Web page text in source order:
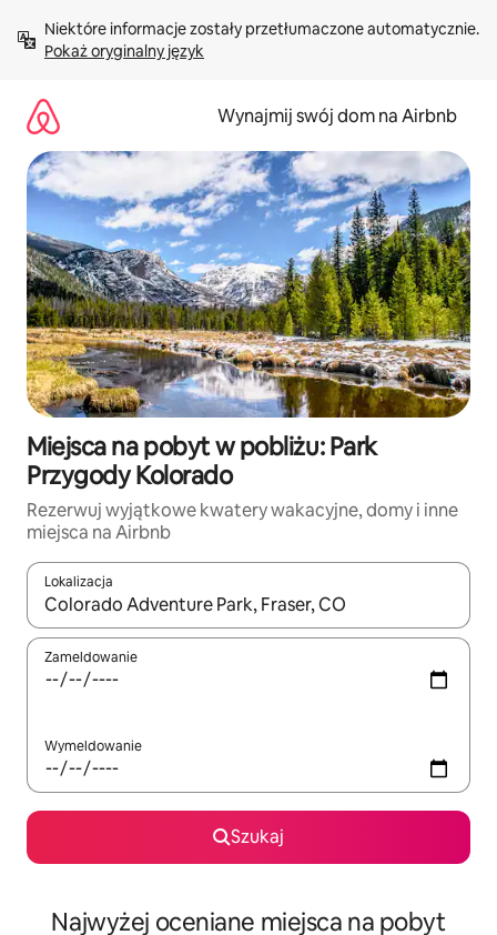
treści Pokaż oryginalny język
Wynajmij swój dom na Airbnb
Miejsca na pobyt w pobliżu: Park
Przygody Kolorado
Rezerwuj wyjątkowe kwatery wakacyjne, domy i inne
miejsca na Airbnb
Lokalizacja
Gdy wyniki będą dostępne, możesz poruszać się po nich za
Zameldowanie
Wymeldowanie
Szukaj
Najwyżej oceniane miejsca na pobyt